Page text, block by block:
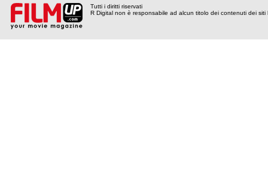
Tutti i diritti riservati
R Digital non è responsabile ad alcun titolo dei contenuti dei siti